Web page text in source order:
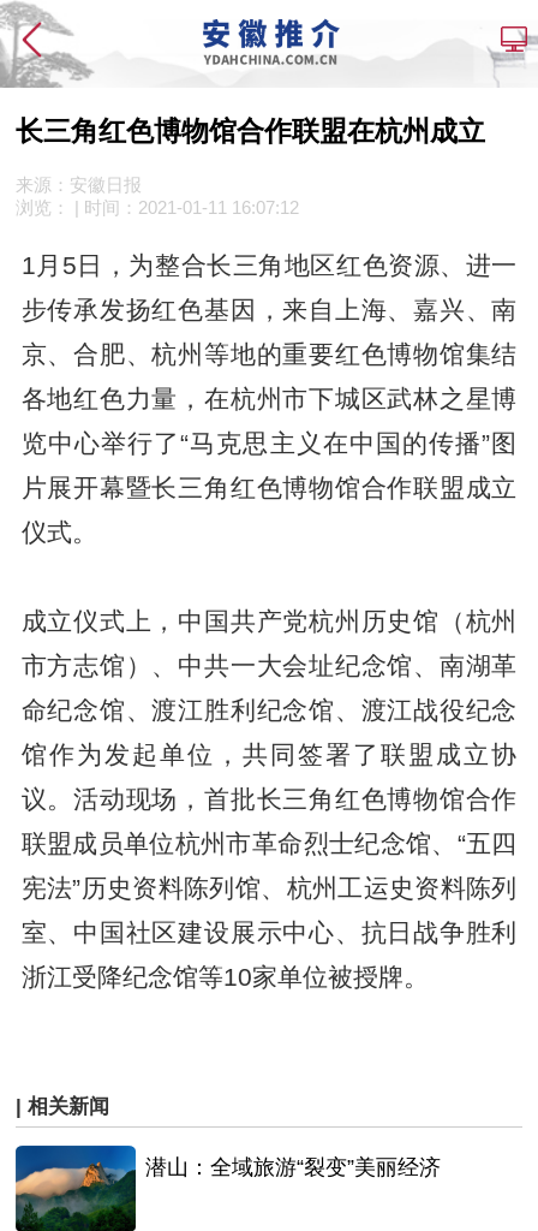
长三角红色博物馆合作联盟在杭州成立
来源：安徽日报
浏览：
| 时间： 2021-01-11 16:07:12
1月5日，为整合长三角地区红色资源、进一
步传承发扬红色基因，来自上海、嘉兴、南
京、合肥、杭州等地的重要红色博物馆集结
各地红色力量，在杭州市下城区武林之星博
览中心举行了“马克思主义在中国的传播”图
片展开幕暨长三角红色博物馆合作联盟成立
仪式。
成立仪式上，中国共产党杭州历史馆（杭州
市方志馆）、中共一大会址纪念馆、南湖革
命纪念馆、渡江胜利纪念馆、渡江战役纪念
馆作为发起单位，共同签署了联盟成立协
议。活动现场，首批长三角红色博物馆合作
联盟成员单位杭州市革命烈士纪念馆、“五四
宪法”历史资料陈列馆、杭州工运史资料陈列
室、中国社区建设展示中心、抗日战争胜利
浙江受降纪念馆等10家单位被授牌。
| 相关新闻
潜山：全域旅游“裂变”美丽经济